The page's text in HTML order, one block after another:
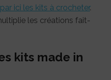
par ici les kits à crocheter.
les créations fait-
kits made in